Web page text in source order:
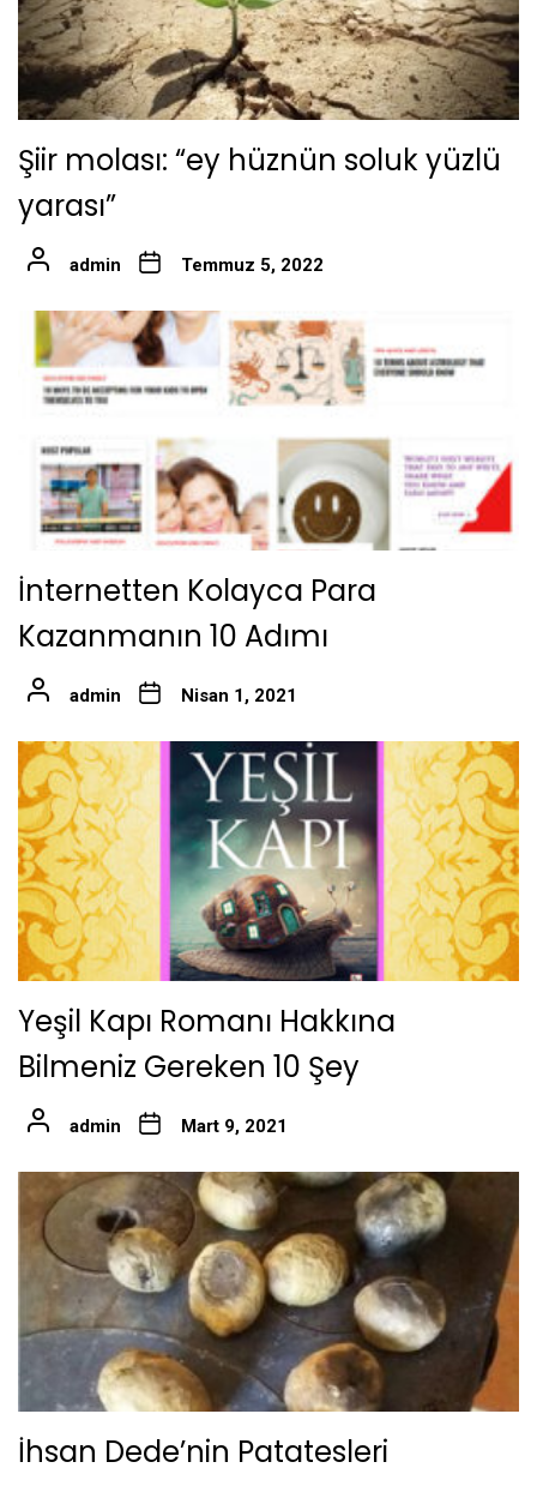
Şiir molası: “ey hüznün soluk yüzlü
yarası”
admin Temmuz 5, 2022
İnternetten Kolayca Para
Kazanmanın 10 Adımı
admin Nisan 1, 2021
Yeşil Kapı Romanı Hakkına
Bilmeniz Gereken 10 Şey
admin Mart 9, 2021
İhsan Dede’nin Patatesleri